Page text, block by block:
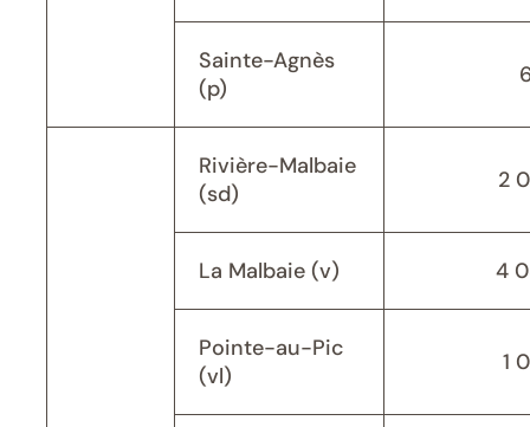
Sainte-Agnès
(p)
Rivière-Malbaie
(sd)
2
La Malbaie (v) 4
Pointe-au-Pic
(vl)
1